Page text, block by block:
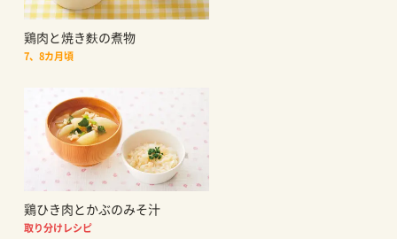
鶏肉と焼き麩の煮物
7、8カ月頃
鶏ひき肉とかぶのみそ汁
取り分けレシピ